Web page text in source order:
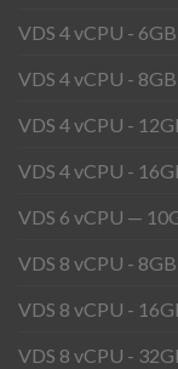
VDS 4 vCPU -
VDS 4 vCPU -
VDS 4 vCPU -
VDS 4 vCPU -
VDS 6 vCPU —
VDS 8 vCPU -
VDS 8 vCPU -
VDS 8 vCPU -